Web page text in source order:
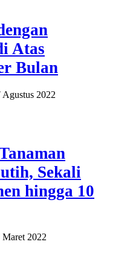
Atas
Bulan
Agustus 2022
Sekali
hingga 10
Maret 2022